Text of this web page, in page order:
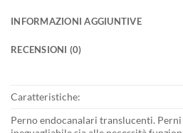
INFORMAZIONI AGGIUNTIVE
RECENSIONI (0)
Caratteristiche:
Perno endocanalari translucenti.